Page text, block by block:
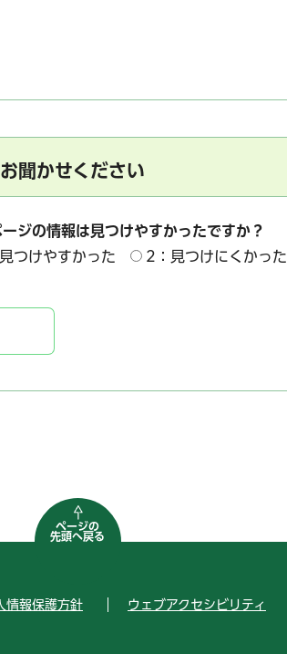
聞かせください
ージの情報は見つけやすかったですか？
つけやすかった
2：見つけにくかった
ページの
先頭へ戻る
情報保護方針 ウェブアクセシビリティ